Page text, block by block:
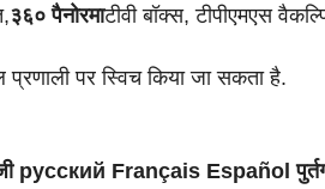
३६० पैनोरमाटीवी बॉक्स, टीपीएमएस
पर स्विच किया जा सकता है.
русский Français Español